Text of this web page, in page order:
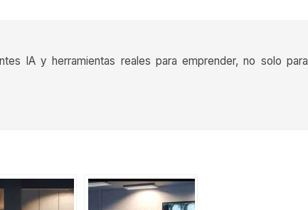
IA y herramientas reales para emprender, no solo para